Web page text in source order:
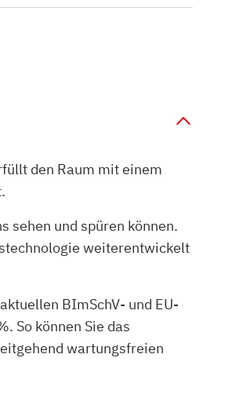
den Raum mit einem
sehen und spüren können.
weiterentwickelt
BImSchV- und EU-
So können Sie das
wartungsfreien